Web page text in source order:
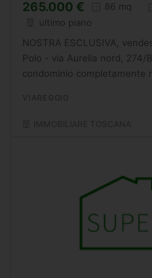
265.000 € 86 mq
ultimo piano
NOSTRA ESCLUSIVA,
Polo - via Aurelia nord, 274/
condominio completamente